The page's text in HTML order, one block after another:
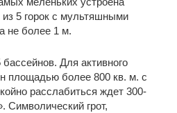
5 горок с мультяшными
не более 1 м.
Для активного
площадью более 800 кв. м. с
расслабиться ждет 300-
Символический грот,